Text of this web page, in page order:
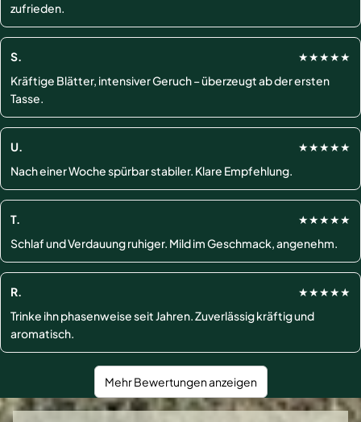
zufrieden.
S.
★★★★★
Kräftige Blätter, intensiver Geruch – überzeugt ab der ersten
Tasse.
U.
★★★★★
Nach einer Woche spürbar stabiler. Klare Empfehlung.
T.
★★★★★
Schlaf und Verdauung ruhiger. Mild im Geschmack, angenehm.
R.
★★★★★
Trinke ihn phasenweise seit Jahren. Zuverlässig kräftig und
aromatisch.
Mehr Bewertungen anzeigen